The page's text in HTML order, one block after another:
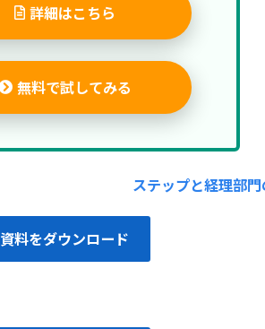
詳細はこちら
無料で試してみる
資料をダウンロード